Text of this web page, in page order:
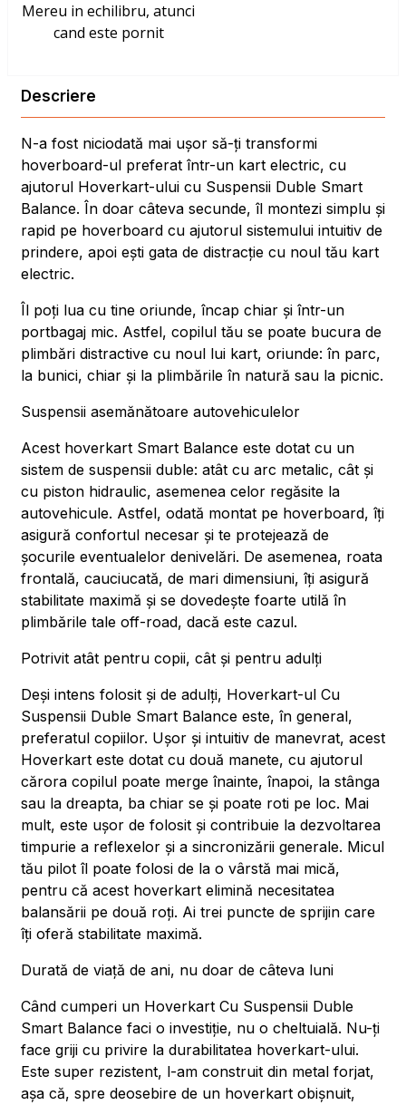
Mereu in echilibru, atunci
cand este pornit
Descriere
N-a fost niciodată mai ușor să-ți transformi
hoverboard-ul preferat într-un kart electric, cu
ajutorul Hoverkart-ului cu Suspensii Duble Smart
Balance. În doar câteva secunde, îl montezi simplu și
rapid pe hoverboard cu ajutorul sistemului intuitiv de
prindere, apoi ești gata de distracție cu noul tău kart
electric.
Îl poți lua cu tine oriunde, încap chiar și într-un
portbagaj mic. Astfel, copilul tău se poate bucura de
plimbări distractive cu noul lui kart, oriunde: în parc,
la bunici, chiar și la plimbările în natură sau la picnic.
Suspensii asemănătoare autovehiculelor
Acest hoverkart Smart Balance este dotat cu un
sistem de suspensii duble: atât cu arc metalic, cât și
cu piston hidraulic, asemenea celor regăsite la
autovehicule. Astfel, odată montat pe hoverboard, îți
asigură confortul necesar și te protejează de
șocurile eventualelor denivelări. De asemenea, roata
frontală, cauciucată, de mari dimensiuni, îți asigură
stabilitate maximă și se dovedește foarte utilă în
plimbările tale off-road, dacă este cazul.
Potrivit atât pentru copii, cât și pentru adulți
Deși intens folosit și de adulți, Hoverkart-ul Cu
Suspensii Duble Smart Balance este, în general,
preferatul copiilor. Ușor și intuitiv de manevrat, acest
Hoverkart este dotat cu două manete, cu ajutorul
cărora copilul poate merge înainte, înapoi, la stânga
sau la dreapta, ba chiar se și poate roti pe loc. Mai
mult, este ușor de folosit și contribuie la dezvoltarea
timpurie a reflexelor și a sincronizării generale. Micul
tău pilot îl poate folosi de la o vârstă mai mică,
pentru că acest hoverkart elimină necesitatea
balansării pe două roți. Ai trei puncte de sprijin care
îți oferă stabilitate maximă.
Durată de viață de ani, nu doar de câteva luni
Când cumperi un Hoverkart Cu Suspensii Duble
Smart Balance faci o investiție, nu o cheltuială. Nu-ți
face griji cu privire la durabilitatea hoverkart-ului.
Este super rezistent, l-am construit din metal forjat,
așa că, spre deosebire de un hoverkart obișnuit,